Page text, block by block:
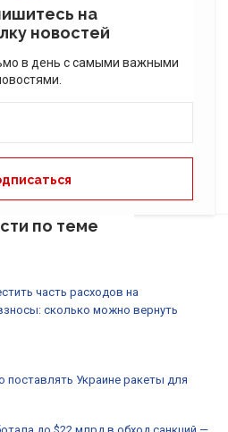
на
новостей
в день с самыми важными
по теме
часть расходов на
сколько можно вернуть
поставлять Украине ракеты для